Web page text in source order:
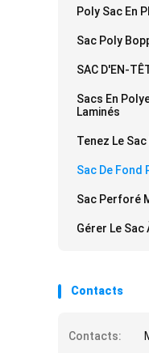
Poly Sac En
Sac Poly
SAC D'EN-
Sacs En
Laminés
Tenez Le
Sac De Fond
Sac Perforé
Gérer Le Sac
Contacts
Contacts: